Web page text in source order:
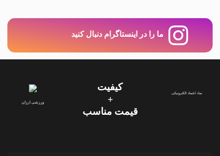
ما را در اینستاگرام دنبال کنید
نماد اعتماد الکترونیکی
کیفیت
+
قیمت‌ مناسب
ورزشی ارزان